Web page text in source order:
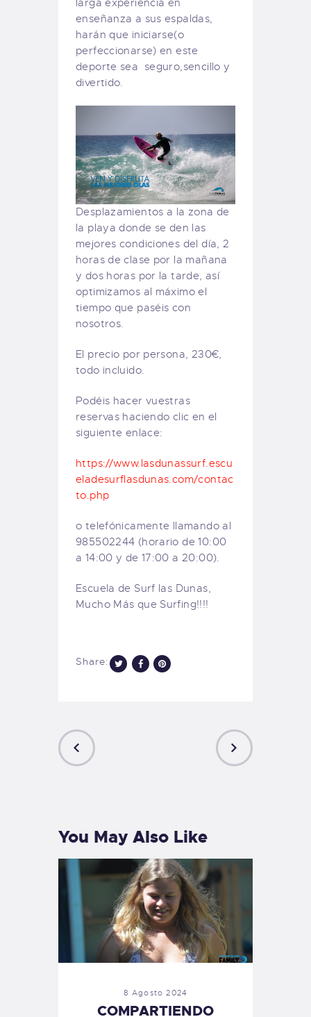
larga experiencia en
enseñanza a sus espaldas,
harán que iniciarse(o
perfeccionarse) en este
deporte sea seguro,sencillo y
divertido.
Desplazamientos a la zona de
la playa donde se den las
mejores condiciones del día, 2
horas de clase por la mañana
y dos horas por la tarde, así
optimizamos al máximo el
tiempo que paséis con
nosotros.
El precio por persona, 230€,
todo incluido.
Podéis hacer vuestras
reservas haciendo clic en el
siguiente enlace:
https://www.lasdunassurf.escu
eladesurflasdunas.com/contac
to.php
o telefónicamente llamando al
985502244 (horario de 10:00
a 14:00 y de 17:00 a 20:00).
Escuela de Surf las Dunas,
Mucho Más que Surfing!!!!
Share:
You May Also Like
8 Agosto 2024
COMPARTIENDO